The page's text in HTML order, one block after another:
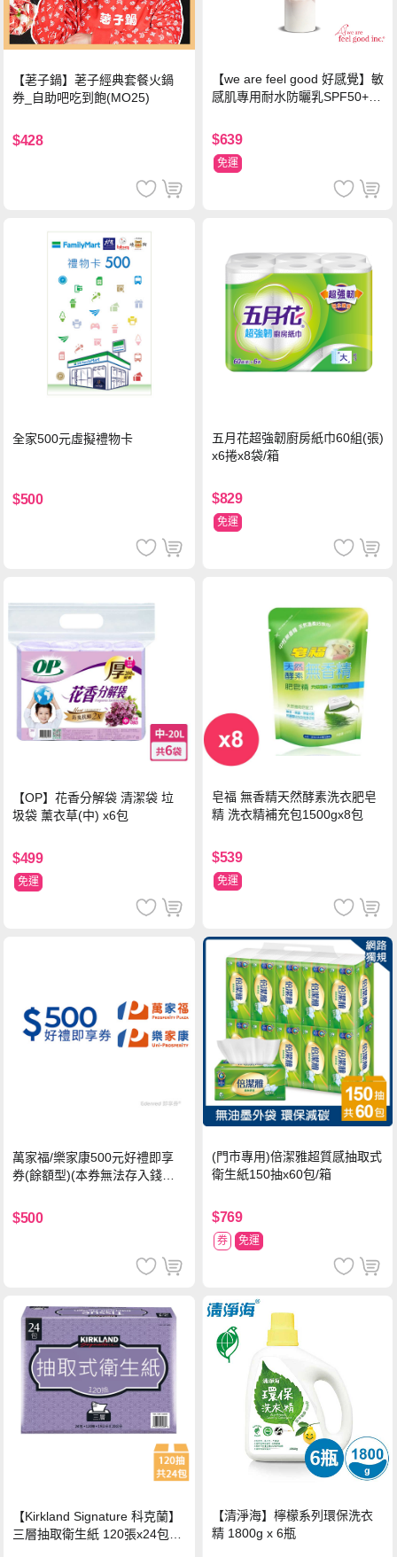
【荖子鍋】荖子經典套餐火鍋
券_自助吧吃到飽(MO25)
$428
【we are feel good 好感覺】敏
感肌專用耐水防曬乳SPF50+ 7
$639
免運
全家500元虛擬禮物卡
$500
五月花超強韌廚房紙巾60組(張)
x6捲x8袋/箱
$829
免運
【OP】花香分解袋 清潔袋 垃
圾袋 薰衣草(中) x6包
$499
免運
皂福 無香精天然酵素洗衣肥皂
精 洗衣精補充包1500gx8包
$539
免運
萬家福/樂家康500元好禮即享
券(餘額型)(本券無法存入錢包
$500
(門市專用)倍潔雅超質感抽取式
衛生紙150抽x60包/箱
$769
券 免運
【Kirkland Signature 科克蘭】
三層抽取衛生紙 120張x24包x1
【清淨海】檸檬系列環保洗衣
精 1800g x 6瓶